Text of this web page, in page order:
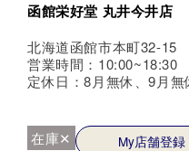
函館栄好堂 丸井今井店
北海道函館市本町32-15
営業時間：10:00~18:30
定休日：8月無休、9月無
在庫✕ My店舗登録